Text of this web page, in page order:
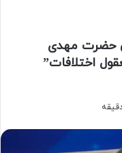
حضرت مهدی
اختلافات”